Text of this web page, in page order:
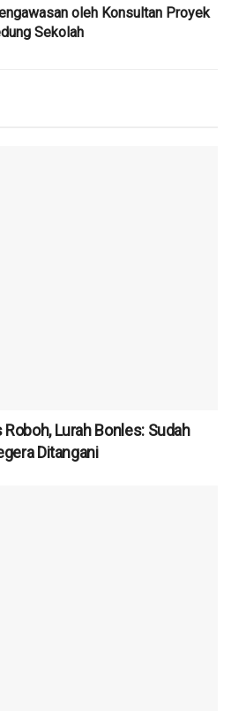
oleh Konsultan Proyek
Sekolah
Lurah Bonles: Sudah
Ditangani